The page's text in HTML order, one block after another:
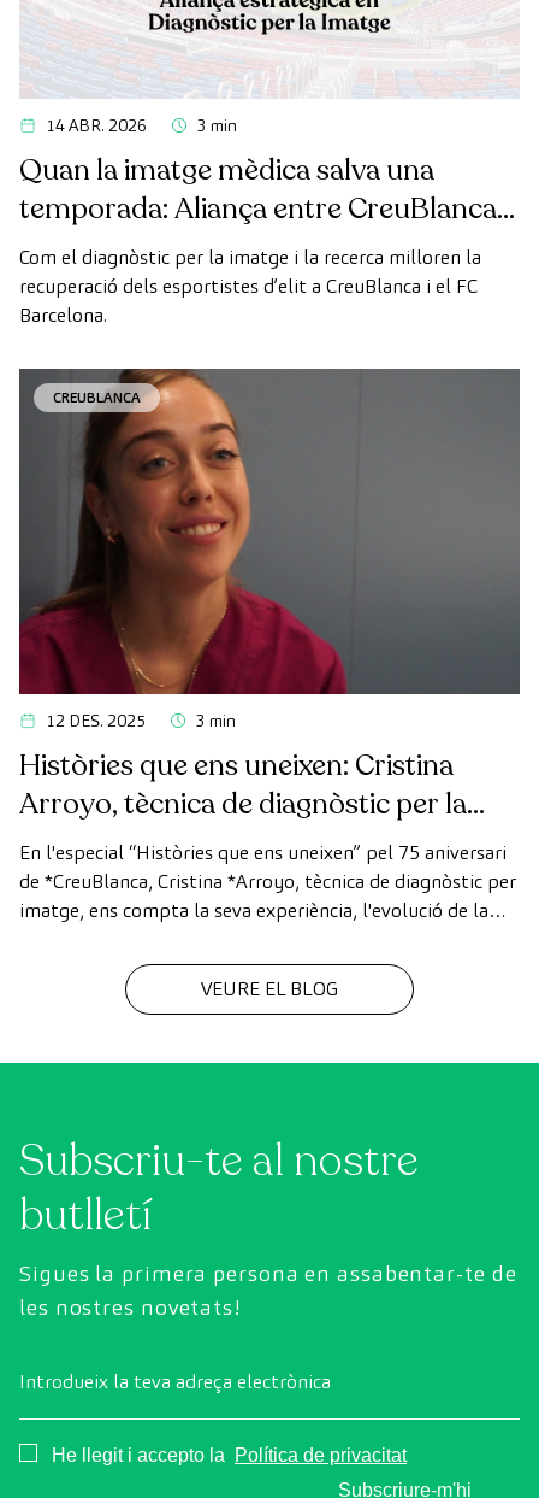
14 ABR. 2026 3 min
Quan la imatge mèdica salva una
temporada: Aliança entre CreuBlanca i
el FC Barcelona
Com el diagnòstic per la imatge i la recerca milloren la
recuperació dels esportistes d’elit a CreuBlanca i el FC
Barcelona.
CREUBLANCA
12 DES. 2025 3 min
Històries que ens uneixen: Cristina
Arroyo, tècnica de diagnòstic per la
imatge
En l'especial “Històries que ens uneixen” pel 75 aniversari
de *CreuBlanca, Cristina *Arroyo, tècnica de diagnòstic per
imatge, ens compta la seva experiència, l'evolució de la
cada diagnòstic
VEURE EL BLOG
Subscriu-te al nostre
butlletí
Sigues la primera persona en assabentar-te de
les nostres novetats!
Introdueix la teva adreça electrònica
Consentimiento
He llegit i accepto la
Política de privacitat
Subscriure-m'hi